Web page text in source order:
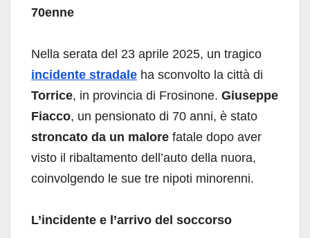
70enne
Nella serata del 23 aprile 2025, un tragico
incidente stradale ha sconvolto la città di
Torrice, in provincia di Frosinone. Giuseppe
Fiacco, un pensionato di 70 anni, è stato
stroncato da un malore fatale dopo aver
visto il ribaltamento dell’auto della nuora,
coinvolgendo le sue tre nipoti minorenni.
L’incidente e l’arrivo del soccorso